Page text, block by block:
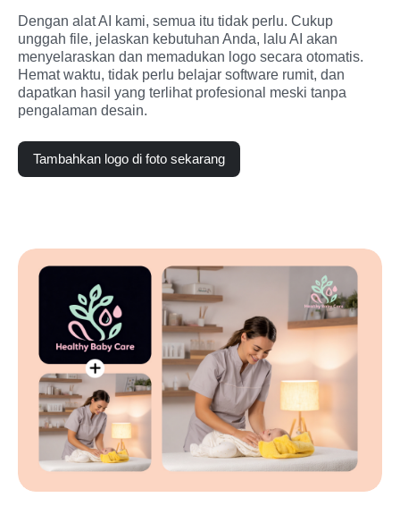
Dengan alat AI kami, semua itu tidak perlu. Cukup
unggah file, jelaskan kebutuhan Anda, lalu AI akan
menyelaraskan dan memadukan logo secara otomatis.
Hemat waktu, tidak perlu belajar software rumit, dan
dapatkan hasil yang terlihat profesional meski tanpa
pengalaman desain.
Tambahkan logo di foto sekarang